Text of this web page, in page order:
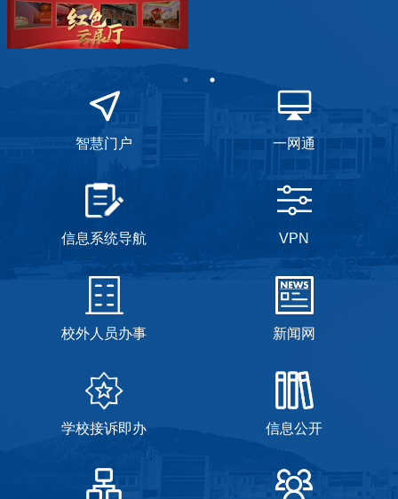
智慧门户 一网通
信息系统导航 VPN
校外人员办事 新闻网
学校接诉即办 信息公开